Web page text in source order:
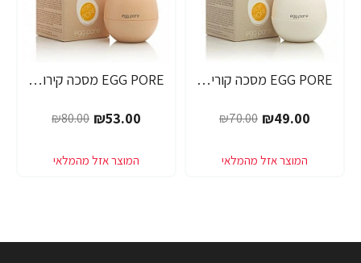
EGG PORE מסכה קוריאנית לניקוי ראשים שחורים 30 גרם - מבית Tony Moly
₪49.00
₪70.00
EGG PORE מסכה קירור לכיווץ נקבוביות 30 גרם - מבית Tony Moly
₪53.00
₪80.00